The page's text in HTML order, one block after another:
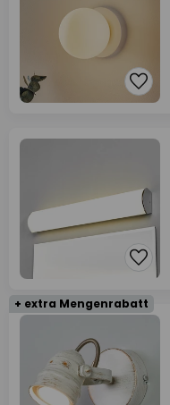
+ extra Mengenrabatt